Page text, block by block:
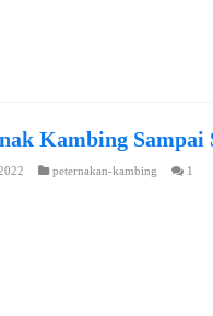
Kambing Sampai
peternakan-kambing 1